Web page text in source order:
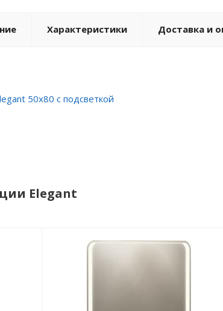
Характеристики Доставка и
50х80 с подсветкой
Elegant